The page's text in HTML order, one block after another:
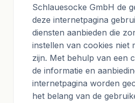
Schlauesocke GmbH de
deze internetpagina
diensten aanbieden die
instellen van cookies niet
zijn. Met behulp van een
de informatie en
internetpagina worden
het belang van de